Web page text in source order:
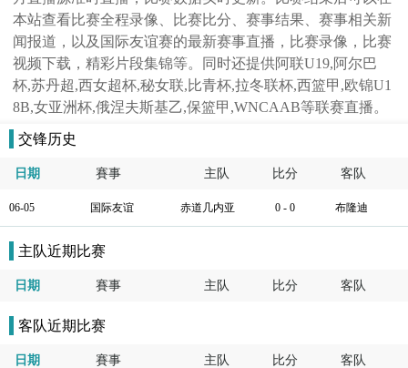
本站查看比赛全程录像、比赛比分、赛事结果、赛事相关新
闻报道，以及国际友谊赛的最新赛事直播，比赛录像，比赛
视频下载，精彩片段集锦等。同时还提供阿联U19,阿尔巴
杯,苏丹超,西女超杯,秘女联,比青杯,拉冬联杯,西篮甲,欧锦U1
8B,女亚洲杯,俄涅夫斯基乙,保篮甲,WNCAAB等联赛直播。
交锋历史
日期 賽事 主队 比分 客队
06-05 国际友谊 赤道几内亚 0 - 0 布隆迪
主队近期比赛
日期 賽事 主队 比分 客队
客队近期比赛
日期 賽事 主队 比分 客队